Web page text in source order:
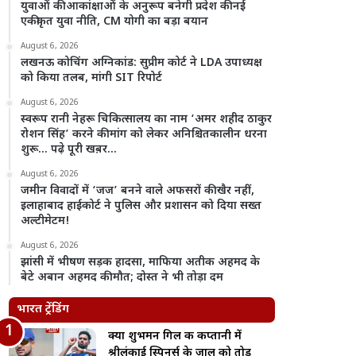
युवाओं की आकांक्षाओं के अनुरूप बनेगी प्रदेश की नई
एकीकृत युवा नीति, CM योगी का बड़ा बयान
August 6, 2026
लखनऊ कोचिंग अग्निकांड: सुप्रीम कोर्ट ने LDA उपाध्यक्ष
को किया तलब, मांगी SIT रिपोर्ट
August 6, 2026
स्वरूप रानी नेहरू चिकित्सालय का नाम ‘अमर शहीद ठाकुर
रोशन सिंह’ करने की मांग को लेकर अनिश्चितकालीन धरना
शुरू… पढ़े पूरी खब़र…
August 6, 2026
जमीन विवादों में ‘जज’ बनने वाले अफसरों की खैर नहीं,
इलाहाबाद हाईकोर्ट ने पुलिस और प्रशासन को दिया सख्त
अल्टीमेटम!
August 6, 2026
झांसी में भीषण सड़क हादसा, माफिया अतीक अहमद के
बेटे अबान अहमद की मौत; दोस्त ने भी तोड़ा दम
भारत ट्रेंडिंग
क्या शुभमन गिल की कप्तानी में